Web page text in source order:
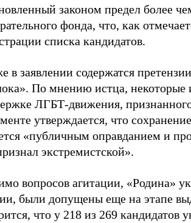
законом предел более
фонда, что, как
списка кандидатов.
в заявлении содержатся
По мнению истца, некоторые
ЛГБТ-движения,
утверждается, что
«публичным оправданием и
экстремистской».
вопросов агитации, «Родина»
были допущены еще на этапе
что у 218 из 269 кандидатов